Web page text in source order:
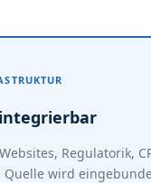
Regulatorik,
wird